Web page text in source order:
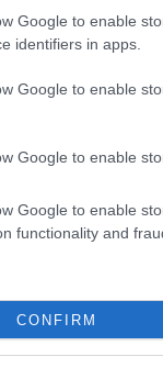
Google to enable
identifiers in apps.
Google to enable
Google to enable
Google to enable
functionality and
CONFIRM
detox:
európaiak
tűnik, 2026 nyarán
közös